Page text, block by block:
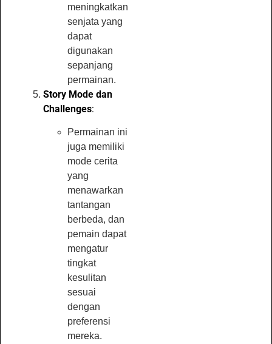
meningkatkan
senjata yang
dapat
digunakan
sepanjang
permainan.
Story Mode dan
Challenges:
Permainan ini
juga memiliki
mode cerita
yang
menawarkan
tantangan
berbeda, dan
pemain dapat
mengatur
tingkat
kesulitan
sesuai
dengan
preferensi
mereka.